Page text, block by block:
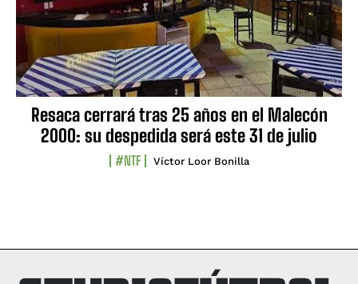
Resaca cerrará tras 25 años en el Malecón
2000: su despedida será este 31 de julio
#NTF Víctor Loor Bonilla